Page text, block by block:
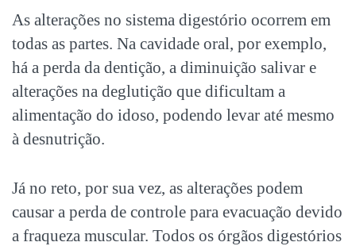
As alterações no sistema digestório ocorrem em
todas as partes. Na cavidade oral, por exemplo,
há a perda da dentição, a diminuição salivar e
alterações na deglutição que dificultam a
alimentação do idoso, podendo levar até mesmo
à desnutrição.
Já no reto, por sua vez, as alterações podem
causar a perda de controle para evacuação devido
a fraqueza muscular. Todos os órgãos digestórios